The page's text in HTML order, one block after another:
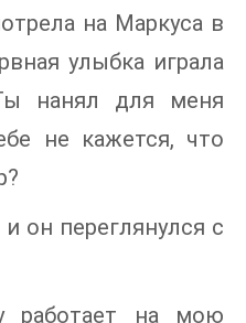
на Маркуса в
улыбка играла
нанял для меня
не кажется, что
он переглянулся с
работает на мою